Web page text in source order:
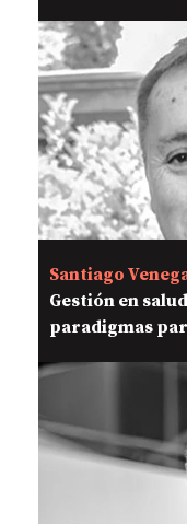
Santiago
Gestión en
paradigmas